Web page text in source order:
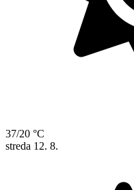
37/20 °C
streda 12. 8.